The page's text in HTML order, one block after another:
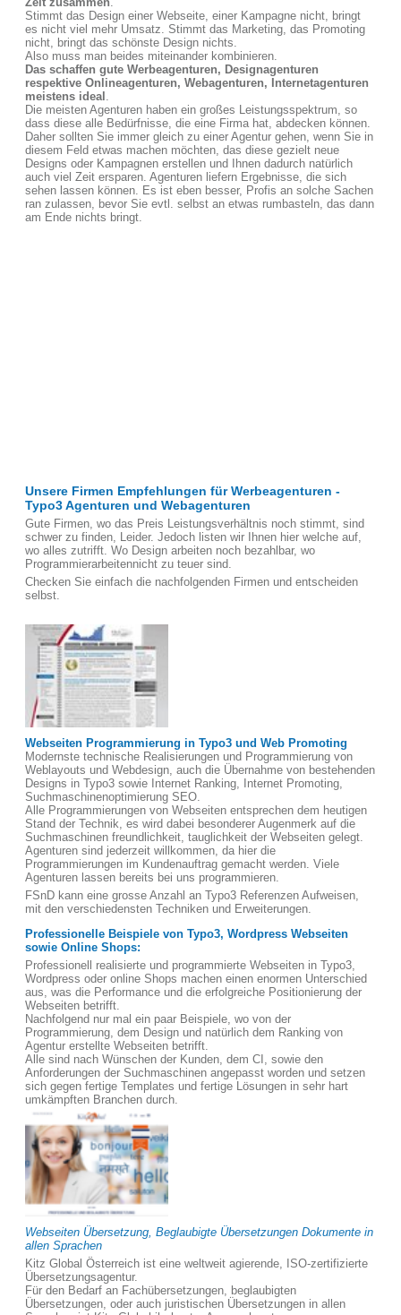
Stimmt das Design einer Webseite, einer Kampagne nicht, bringt
es nicht viel mehr Umsatz. Stimmt das Marketing, das Promoting
nicht, bringt das schönste Design nichts.
Also muss man beides miteinander kombinieren.
Das schaffen gute Werbeagenturen, Designagenturen
respektive Onlineagenturen, Webagenturen, Internetagenturen
meistens ideal .
Die meisten Agenturen haben ein großes Leistungsspektrum, so
dass diese alle Bedürfnisse, die eine Firma hat, abdecken können.
Daher sollten Sie immer gleich zu einer Agentur gehen, wenn Sie in
diesem Feld etwas machen möchten, das diese gezielt neue
Designs oder Kampagnen erstellen und Ihnen dadurch natürlich
auch viel Zeit ersparen. Agenturen liefern Ergebnisse, die sich
sehen lassen können. Es ist eben besser, Profis an solche Sachen
ran zulassen, bevor Sie evtl. selbst an etwas rumbasteln, das dann
am Ende nichts bringt.
Unsere Firmen Empfehlungen für Werbeagenturen -
Typo3 Agenturen und Webagenturen
Gute Firmen, wo das Preis Leistungsverhältnis noch stimmt, sind
schwer zu finden, Leider. Jedoch listen wir Ihnen hier welche auf,
wo alles zutrifft. Wo Design arbeiten noch bezahlbar, wo
Programmierarbeitennicht zu teuer sind.
Checken Sie einfach die nachfolgenden Firmen und entscheiden
selbst.
Webseiten Programmierung in Typo3 und Web Promoting
Modernste technische Realisierungen und Programmierung von
Weblayouts und Webdesign, auch die Übernahme von bestehenden
Designs in Typo3 sowie Internet Ranking, Internet Promoting,
Suchmaschinenoptimierung SEO.
Alle Programmierungen von Webseiten entsprechen dem heutigen
Stand der Technik, es wird dabei besonderer Augenmerk auf die
Suchmaschinen freundlichkeit, tauglichkeit der Webseiten gelegt.
Agenturen sind jederzeit willkommen, da hier die
Programmierungen im Kundenauftrag gemacht werden. Viele
Agenturen lassen bereits bei uns programmieren.
FSnD kann eine grosse Anzahl an Typo3 Referenzen Aufweisen,
mit den verschiedensten Techniken und Erweiterungen.
Professionelle Beispiele von Typo3, Wordpress Webseiten
sowie Online Shops:
Professionell realisierte und programmierte Webseiten in Typo3,
Wordpress oder online Shops machen einen enormen Unterschied
aus, was die Performance und die erfolgreiche Positionierung der
Webseiten betrifft.
Nachfolgend nur mal ein paar Beispiele, wo von der
Programmierung, dem Design und natürlich dem Ranking von
Agentur erstellte Webseiten betrifft.
Alle sind nach Wünschen der Kunden, dem CI, sowie den
Anforderungen der Suchmaschinen angepasst worden und setzen
sich gegen fertige Templates und fertige Lösungen in sehr hart
umkämpften Branchen durch.
Webseiten Übersetzung, Beglaubigte Übersetzungen Dokumente in
allen Sprachen
Kitz Global Österreich ist eine weltweit agierende, ISO-zertifizierte
Übersetzungsagentur.
Für den Bedarf an Fachübersetzungen, beglaubigten
Übersetzungen, oder auch juristischen Übersetzungen in allen